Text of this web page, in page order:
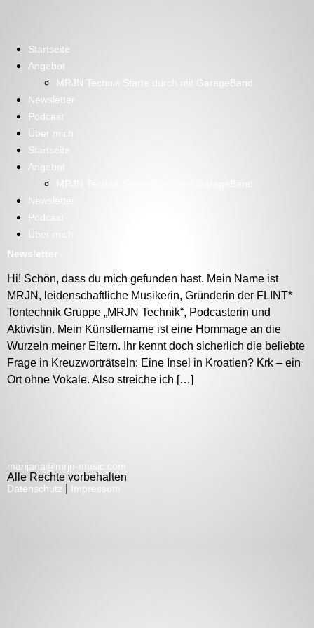
Startseite
Angebot
MRJN Technik Starte durch mit GarageBand
Newsletter
Podcast
Über mich
Startseite
Angebot
Newsletter
Podcast
Über mich
Newsletter
Hi! Schön, dass du mich gefunden hast. Mein Name ist
MRJN, leidenschaftliche Musikerin, Gründerin der FLINT*
Tontechnik Gruppe „MRJN Technik“, Podcasterin und
Aktivistin. Mein Künstlername ist eine Hommage an die
Wurzeln meiner Eltern. Ihr kennt doch sicherlich die beliebte
Frage in Kreuzworträtseln: Eine Insel in Kroatien? Krk – ein
Ort ohne Vokale. Also streiche ich […]
marijana@mrjn-music.com
Alle Rechte vorbehalten
Datenschutz Impressum